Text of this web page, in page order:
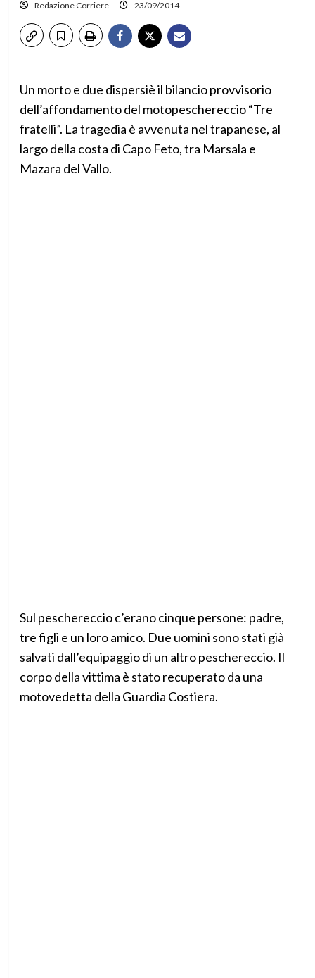
Redazione Corriere 23/09/2014
Un morto e due dispersiè il bilancio provvisorio
dell’affondamento del motopeschereccio “Tre
fratelli”. La tragedia è avvenuta nel trapanese, al
largo della costa di Capo Feto, tra Marsala e
Mazara del Vallo.
Sul peschereccio c’erano cinque persone: padre,
tre figli e un loro amico. Due uomini sono stati già
salvati dall’equipaggio di un altro peschereccio. Il
corpo della vittima è stato recuperato da una
motovedetta della Guardia Costiera.